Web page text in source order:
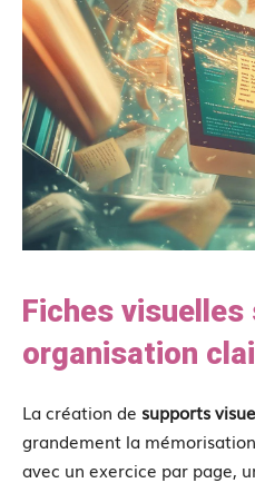
Fiches
organisation
La création de supports
grandement la
avec un exercice par page,